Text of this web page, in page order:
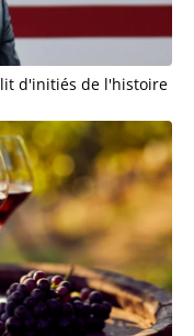
d'initiés de l'histoire